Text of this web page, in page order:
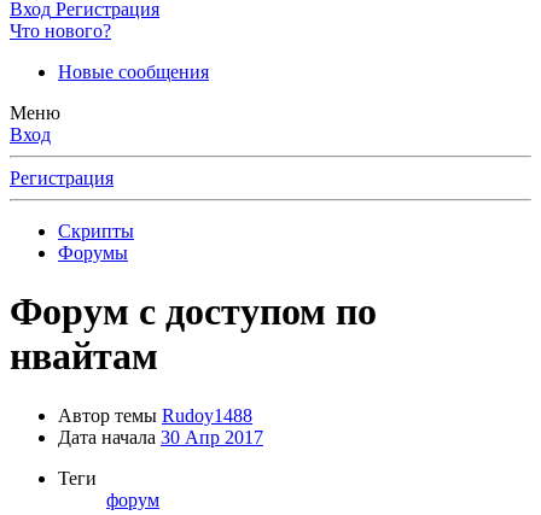
Вход Регистрация
Что нового?
Новые сообщения
Меню
Вход
Регистрация
Скрипты
Форумы
Форум с доступом по
нвайтам
Автор темы Rudoy1488
Дата начала 30 Апр 2017
Теги
форум